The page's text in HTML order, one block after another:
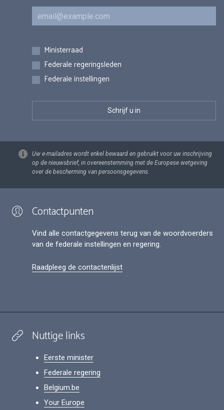
E-mail
Inschrijvingen
Ministerraad
Federale regeringsleden
Federale instellingen
Uw e-mailadres wordt enkel bewaard en gebruikt voor uw inschrijving
op de nieuwsbrief, in overeenstemming met de Europese wetgeving
over de bescherming van persoonsgegevens.
Contactpunten
Vind alle contactgegevens terug van de woordvoerders
van de federale instellingen en regering.
Raadpleeg de contactenlijst
Nuttige links
Eerste minister
Federale regering
Belgium.be
Your Europe